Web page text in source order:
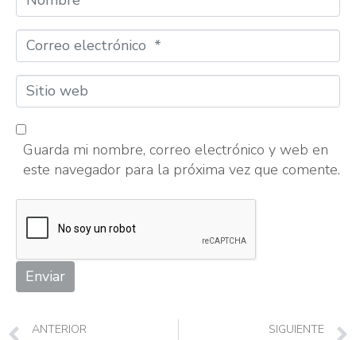
*
Correo
electrónico
*
Sitio
web
Guarda mi nombre, correo electrónico y web en
este navegador para la próxima vez que comente.
Enviar
ANTERIOR SIGUIENTE